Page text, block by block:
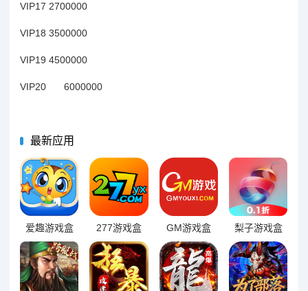
VIP17 2700000
VIP18 3500000
VIP19 4500000
VIP20 6000000
最新应用
爱趣游戏盒 277游戏盒 GM游戏盒 梨子游戏盒